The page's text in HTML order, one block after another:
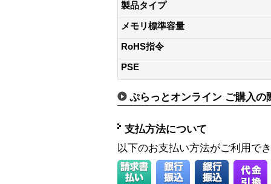
製品タイプ
メモリ標準容量
RoHS指令
PSE
ぷらっとオンライン ご購入の
支払方法について
以下のお支払い方法がご利用で